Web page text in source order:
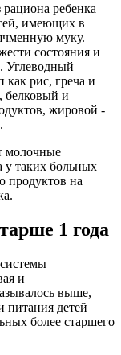
ребенка
имеющих в
муку.
состояния и
Углеводный
как рис, греча и
белковый и
жировой -
молочные
у таких больных
продуктов на
1 года
и
выше,
питания детей
более старшего